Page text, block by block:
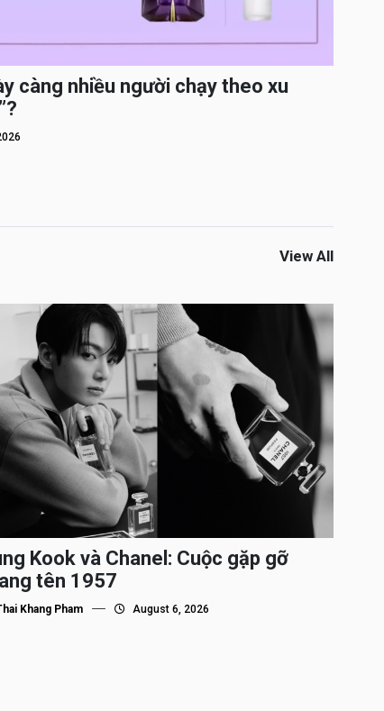
càng nhiều người chạy theo xu
View All
Kook và Chanel: Cuộc gặp gỡ
tên 1957
Khang Pham August 6, 2026